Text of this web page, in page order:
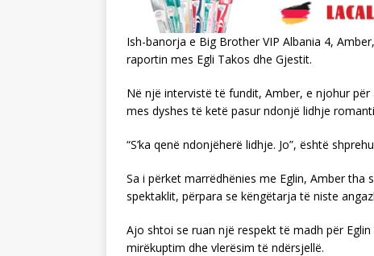
Ish-banorja e Big Brother VIP Albania 4,
raportin mes Egli Takos dhe Gjestit.
Në një intervistë të fundit, Amber, e njohur
mes dyshes të ketë pasur ndonjë lidhje
“S’ka qenë ndonjëherë lidhje. Jo”, është
Sa i përket marrëdhënies me Eglin, Amber
spektaklit, përpara se këngëtarja të niste
Ajo shtoi se ruan një respekt të madh për
mirëkuptim dhe vlerësim të ndërsjellë.